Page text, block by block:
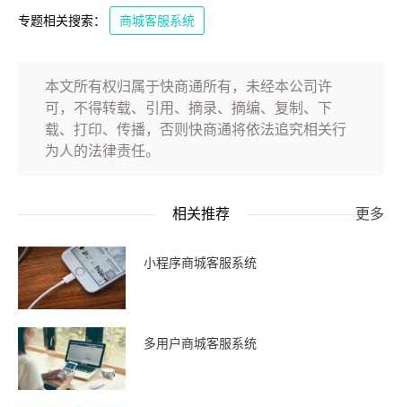
专题相关搜索： 商城客服系统
本文所有权归属于快商通所有，未经本公司许
可，不得转载、引用、摘录、摘编、复制、下
载、打印、传播，否则快商通将依法追究相关行
为人的法律责任。
相关推荐 更多
小程序商城客服系统
多用户商城客服系统